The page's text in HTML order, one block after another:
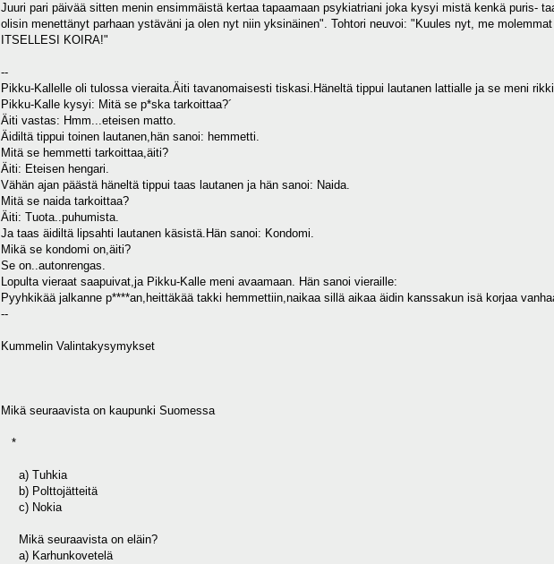
Juuri pari päivää sitten menin ensimmäistä kertaa tapaamaan psykiatriani joka kysyi mistä kenkä puris-
olisin menettänyt parhaan ystäväni ja olen nyt niin yksinäinen". Tohtori neuvoi: "Kuules nyt, me
ITSELLESI KOIRA!"
--
Pikku-Kallelle oli tulossa vieraita.Äiti tavanomaisesti tiskasi.Häneltä tippui lautanen lattialle ja se meni
Pikku-Kalle kysyi: Mitä se p*ska tarkoittaa?´
Äiti vastas: Hmm...eteisen matto.
Äidiltä tippui toinen lautanen,hän sanoi: hemmetti.
Mitä se hemmetti tarkoittaa,äiti?
Äiti: Eteisen hengari.
Vähän ajan päästä häneltä tippui taas lautanen ja hän sanoi: Naida.
Mitä se naida tarkoittaa?
Äiti: Tuota..puhumista.
Ja taas äidiltä lipsahti lautanen käsistä.Hän sanoi: Kondomi.
Mikä se kondomi on,äiti?
Se on..autonrengas.
Lopulta vieraat saapuivat,ja Pikku-Kalle meni avaamaan. Hän sanoi vieraille:
Pyyhkikää jalkanne p****an,heittäkää takki hemmettiin,naikaa sillä aikaa äidin kanssakun isä korjaa
--
Kummelin Valintakysymykset
Mikä seuraavista on kaupunki Suomessa
*
a) Tuhkia
b) Polttojätteitä
c) Nokia
Mikä seuraavista on eläin?
a) Karhunkovetelä